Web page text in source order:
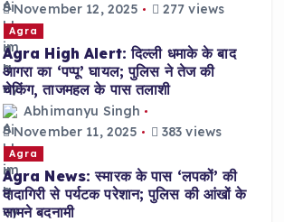
November 12, 2025
277 views
Agra
Agra High Alert: दिल्ली धमाके के बाद
आगरा का ‘पप्पू’ घायल; पुलिस ने तेज की
चेकिंग, ताजमहल के पास तलाशी
Abhimanyu Singh
November 11, 2025
383 views
Agra
Agra News: स्मारक के पास ‘लपकों’ की
दादागिरी से पर्यटक परेशान; पुलिस की आंखों के
सामने बदनामी